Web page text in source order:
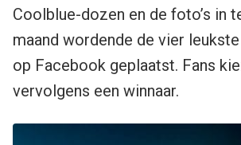
Coolblue-dozen en de foto’s in
maand wordende de vier
op Facebook geplaatst. Fans
vervolgens een winnaar.